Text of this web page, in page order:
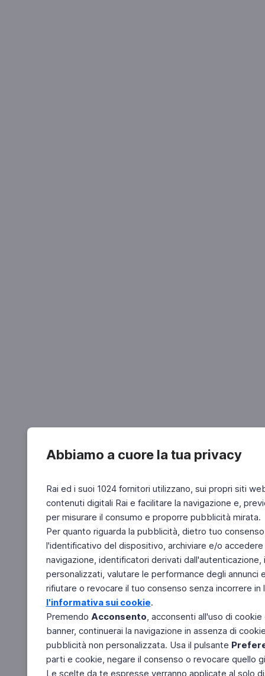
Abbiamo a cuore la tua privacy
Rai ed i suoi 1024 fornitori utilizzano, sui propri siti
contenuti digitali Rai e facilitare la navigazione e,
per misurare il consumo e proporre pubblicità mirata.
Per quanto riguarda la pubblicità, dietro tuo
l'identificativo del dispositivo, archiviare e/o
navigazione, identificatori derivati
personalizzati, valutare le performance degli
rifiutare o revocare il tuo consenso senza incorrere
l'informativa sui cookie.
Premendo Acconsento, acconsenti all'uso di
banner, continuerai la navigazione in assenza di
pubblicità non personalizzata. Usa il pulsante
parti e cookie, negare il consenso o revocare quello
Le scelte da te espresse verranno applicate al solo